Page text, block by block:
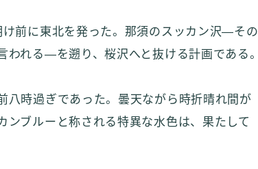
前に東北を発った。那須のスッカン沢—その
れる—を遡り、桜沢へと抜ける計画である。
八時過ぎであった。曇天ながら時折晴れ間が
ブルーと称される特異な水色は、果たして